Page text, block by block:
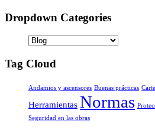
Dropdown Categories
Tag Cloud
Andamios y ascensores Buenas prácticas
Herramientas Normas
Seguridad en las obras